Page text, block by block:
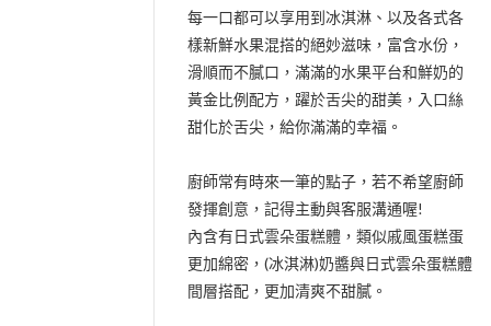
每一口都可以享用到冰淇淋、以及各式各
樣新鮮水果混搭的絕妙滋味，富含水份，
滑順而不膩口，滿滿的水果平台和鮮奶的
黃金比例配方，躍於舌尖的甜美，入口絲
甜化於舌尖，給你滿滿的幸福。
廚師常有時來一筆的點子，若不希望廚師
發揮創意，記得主動與客服溝通喔!
內含有日式雲朵蛋糕體，類似戚風蛋糕蛋
更加綿密，(冰淇淋)奶醬與日式雲朵蛋糕體
間層搭配，更加清爽不甜膩。